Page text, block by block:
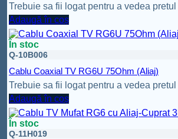
Trebuie sa fii logat pentru a vedea pretul
Adaugă în coș
În stoc
Q-10B006
Cablu Coaxial TV RG6U 75Ohm (Aliaj)
Trebuie sa fii logat pentru a vedea pretul
Adaugă în coș
În stoc
Q-11H019